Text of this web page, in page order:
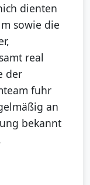
dienten
sowie die
real
der
fuhr
an
bekannt